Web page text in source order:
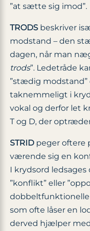
”at sætte sig imod”.
TRODS beskriver
modstand – den
dagen, når man
trods”. Ledetråde
”stædig modstand”
taknemmeligt i
vokal og derfor let
T og D, der
STRID peger oftere
værende sig en
I krydsord ledsages
”konflikt” eller
dobbeltfunktionelle
som ofte låser en
derved hjælper